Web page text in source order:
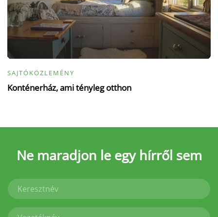
SAJTÓKÖZLEMÉNY
Konténerház, ami tényleg otthon
Ne maradjon le egy hírről sem